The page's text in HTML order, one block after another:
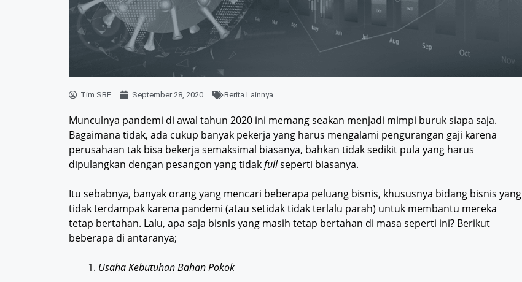
Tim SBF September 28, 2020 Berita Lainnya
Munculnya pandemi di awal tahun 2020 ini memang seakan menjadi mimpi buruk siapa saja.
Bagaimana tidak, ada cukup banyak pekerja yang harus mengalami pengurangan gaji karena
perusahaan tak bisa bekerja semaksimal biasanya, bahkan tidak sedikit pula yang harus
dipulangkan dengan pesangon yang tidakfullseperti biasanya.
Itu sebabnya, banyak orang yang mencari beberapa peluang bisnis, khususnya bidang bisnis yang
tidak terdampak karena pandemi (atau setidak tidak terlalu parah) untuk membantu mereka
tetap bertahan. Lalu, apa saja bisnis yang masih tetap bertahan di masa seperti ini? Berikut
beberapa di antaranya;
Usaha Kebutuhan Bahan Pokok